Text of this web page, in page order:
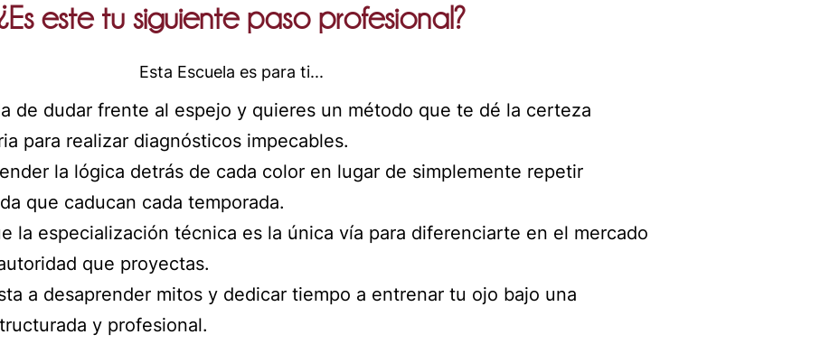
este tu siguiente paso profesional?
Esta Escuela es para ti...
de dudar frente al espejo y quieres un método que te dé la certeza
para realizar diagnósticos impecables.
la lógica detrás de cada color en lugar de simplemente repetir
que caducan cada temporada.
la especialización técnica es la única vía para diferenciarte en el mercado
que proyectas.
a desaprender mitos y dedicar tiempo a entrenar tu ojo bajo una
y profesional.